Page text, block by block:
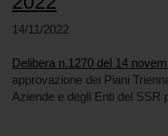
14/11/2022
Delibera n.1270 del 14
approvazione dei Piani
Aziende e degli Enti del SSR